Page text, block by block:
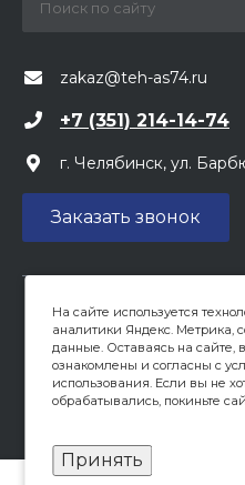
zakaz@teh-as74.ru
+7 (351) 214-14-74
г. Челябинск, ул.
Заказать звонок
Вся предоставленная на
цен, носит
публичной офертой,
(2) ГК РФ. Опубликованная
может быть
На сайте используется
аналитики Яндекс. Метрика,
данные. Оставаясь на сайте,
ознакомлены и согласны с
использования. Если вы не
обрабатывались, покиньте
Принять